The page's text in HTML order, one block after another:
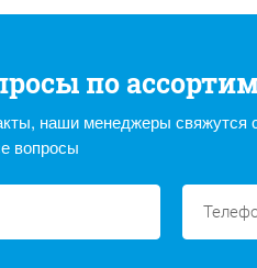
по
наши менеджеры свяжутся
вопросы